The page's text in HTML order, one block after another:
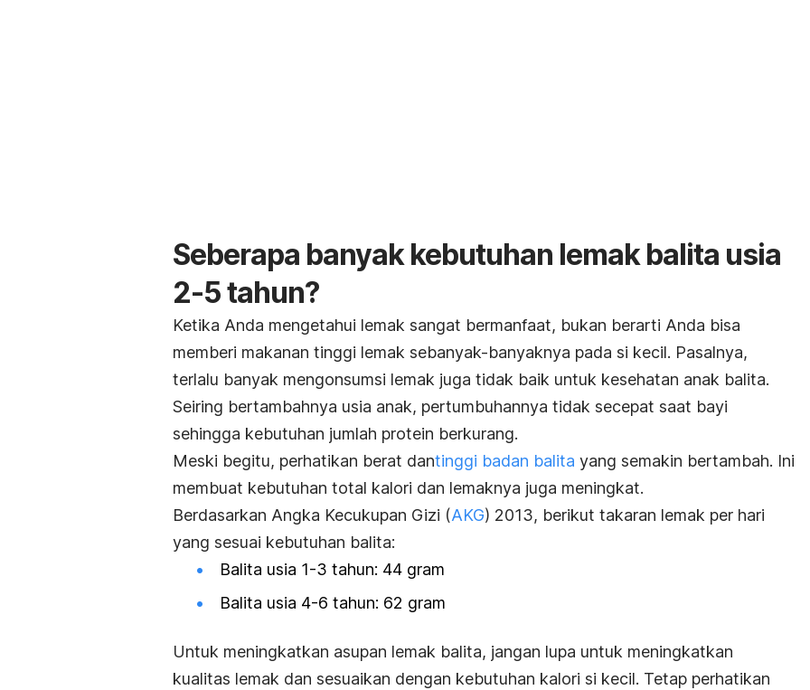
Seberapa banyak kebutuhan lemak balita usia
2-5 tahun?
Ketika Anda mengetahui lemak sangat bermanfaat, bukan berarti Anda bisa
memberi makanan tinggi lemak sebanyak-banyaknya pada si kecil. Pasalnya,
terlalu banyak mengonsumsi lemak juga tidak baik untuk kesehatan anak balita.
Seiring bertambahnya usia anak, pertumbuhannya tidak secepat saat bayi
sehingga kebutuhan jumlah protein berkurang.
Meski begitu, perhatikan berat dantinggi badan balita yang semakin bertambah. Ini
membuat kebutuhan total kalori dan lemaknya juga meningkat.
Berdasarkan Angka Kecukupan Gizi (AKG) 2013, berikut takaran lemak per hari
yang sesuai kebutuhan balita:
Balita usia 1-3 tahun: 44 gram
Balita usia 4-6 tahun: 62 gram
Untuk meningkatkan asupan lemak balita, jangan lupa untuk meningkatkan
kualitas lemak dan sesuaikan dengan kebutuhan kalori si kecil. Tetap perhatikan